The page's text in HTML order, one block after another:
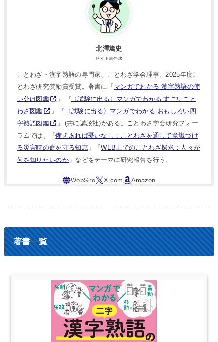
北澤篤史
サイト責任者
ことわざ・漢字熟語の専門家、ことわざ学会理事。2025年度こ
とわざ研究奨励賞受賞。著書に『マンガでわかる 漢字熟語の使
い分け図鑑
』『 〈試験に出る〉マンガでわかる すごいこと
わざ図鑑
』『
〈試験に出る〉マンガでわかる おもしろい四
字熟語図鑑
』(共に講談社)がある。ことわざ学会研究フォー
ラムでは、「備えあれば憂いなし：ことわざを通して意識づけ
る災害時の命を守る知恵」「WEB上でのことわざ探求：人々が
何を知りたいのか」などをテーマに研究報告を行う。
著書一覧